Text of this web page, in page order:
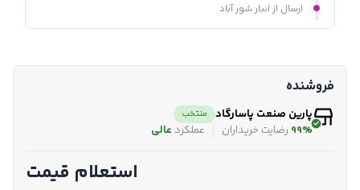
ارسال از انبار شور آباد
فروشنده
پارین صنعت پاسارگاد منتخب
99% رضایت خریداران عملکرد عالی
استعلام قیمت